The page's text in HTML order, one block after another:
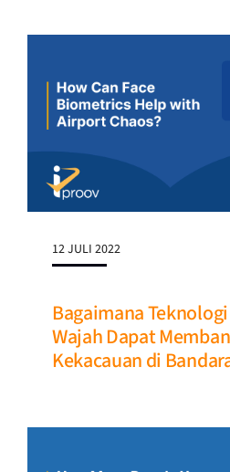
12 JULI 2022
Bagaimana
Wajah Dapat
Kekacauan di